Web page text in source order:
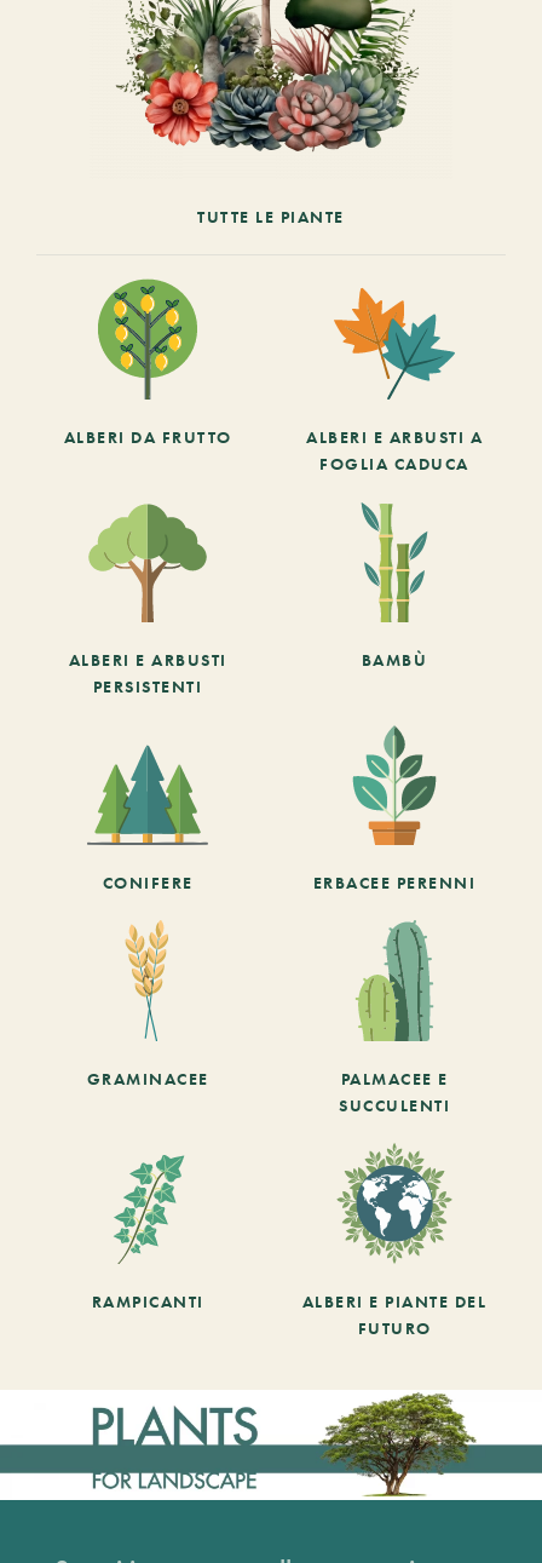
TUTTE LE PIANTE
ALBERI DA FRUTTO
ALBERI E ARBUSTI A
FOGLIA CADUCA
ALBERI E ARBUSTI
PERSISTENTI
BAMBÙ
CONIFERE ERBACEE PERENNI
GRAMINACEE
PALMACEE E
SUCCULENTI
RAMPICANTI
ALBERI E PIANTE DEL
FUTURO